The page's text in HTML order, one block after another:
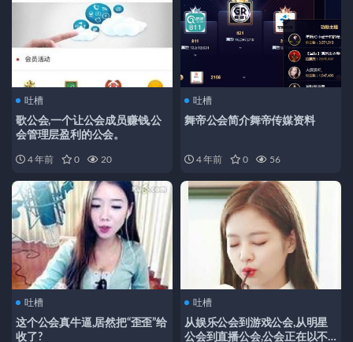
吐槽
歌公会,一个让公会成员赚钱,公
会管理层盈利的公会。
4 年前 0 20
吐槽
舞帝公会简介舞帝传媒资料
4 年前 0 56
吐槽
这个公会真牛逼,居然把“歪歪”给
收了?
吐槽
从娱乐公会到游戏公会,从明星
公会到直播公会,公会正在以不